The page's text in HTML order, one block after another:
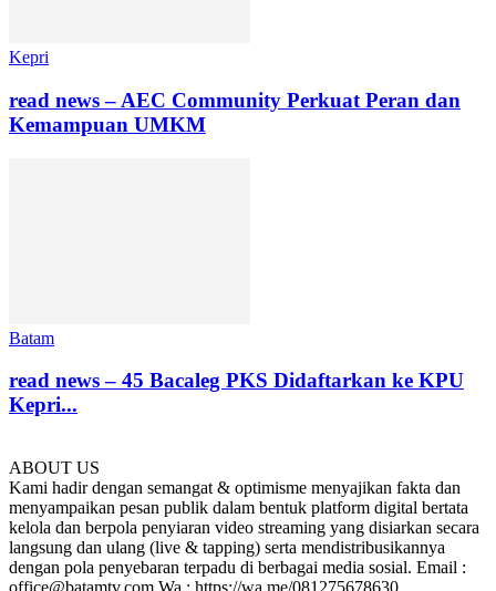
Kepri
read news – AEC Community Perkuat Peran dan
Kemampuan UMKM
Batam
read news – 45 Bacaleg PKS Didaftarkan ke KPU
Kepri...
ABOUT US
Kami hadir dengan semangat & optimisme menyajikan fakta dan
menyampaikan pesan publik dalam bentuk platform digital bertata
kelola dan berpola penyiaran video streaming yang disiarkan secara
langsung dan ulang (live & tapping) serta mendistribusikannya
dengan pola penyebaran terpadu di berbagai media sosial. Email :
office@batamtv.com Wa : https://wa.me/081275678630